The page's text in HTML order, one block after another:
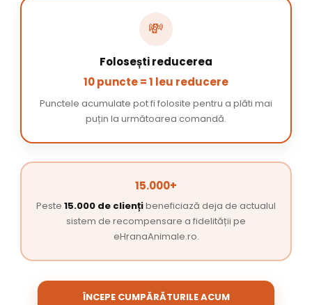
💸
Folosești reducerea
10 puncte = 1 leu reducere
Punctele acumulate pot fi folosite pentru a plăti mai
puțin la următoarea comandă.
15.000+
Peste 15.000 de cliențibeneficiază deja de actualul
sistem de recompensare a fidelității pe
eHranaAnimale.ro.
ÎNCEPE CUMPĂRĂTURILE ACUM